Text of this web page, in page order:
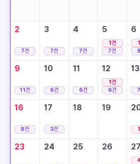
2
7건
3
7건
4
7건
5
1건
7건
6
1
8
9
11건
10
6건
11
6건
12
1건
6건
13
7
16
9건
17
3건
18 19
1
23 24 25 26 27
4